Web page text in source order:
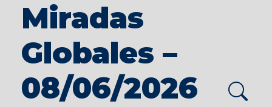
Miradas
Globales –
08/06/2026